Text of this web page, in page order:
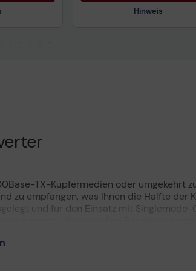
Hinweis
TX-Kupfermedien oder umgekehrt
empfangen, was Ihnen die Hälfte der
und für den Einsatz mit
von TP-LINK, der mit dem